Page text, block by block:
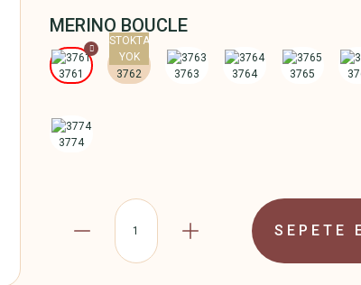
MERINO BOUCLE
SEPETE